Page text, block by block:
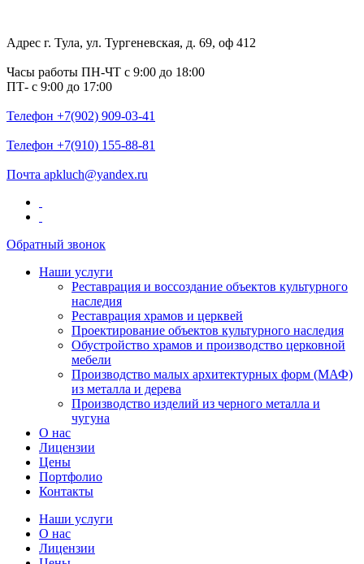
Адрес г. Тула, ул. Тургеневская, д. 69, оф 412
Часы работы ПН-ЧТ с 9:00 до 18:00
ПТ- с 9:00 до 17:00
Телефон +7(902) 909-03-41
Телефон +7(910) 155-88-81
Почта apkluch@yandex.ru
Обратный звонок
Наши услуги
Реставрация и воссоздание объектов культурного
наследия
Реставрация храмов и церквей
Проектирование объектов культурного наследия
Обустройство храмов и производство церковной
мебели
Производство малых архитектурных форм (МАФ)
из металла и дерева
Производство изделий из черного металла и
чугуна
О нас
Лицензии
Цены
Портфолио
Контакты
Наши услуги
О нас
Лицензии